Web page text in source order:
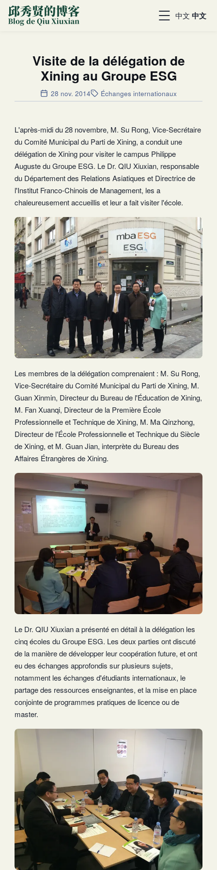
中文 中文
Visite de la délégation de
Xining au Groupe ESG
28 nov. 2014 Échanges internationaux
L'après-midi du 28 novembre, M. Su Rong, Vice-Secrétaire
du Comité Municipal du Parti de Xining, a conduit une
délégation de Xining pour visiter le campus Philippe
Auguste du Groupe ESG. Le Dr. QIU Xiuxian, responsable
du Département des Relations Asiatiques et Directrice de
l'Institut Franco-Chinois de Management, les a
chaleureusement accueillis et leur a fait visiter l'école.
Les membres de la délégation comprenaient : M. Su Rong,
Vice-Secrétaire du Comité Municipal du Parti de Xining, M.
Guan Xinmin, Directeur du Bureau de l'Éducation de Xining,
M. Fan Xuanqi, Directeur de la Première École
Professionnelle et Technique de Xining, M. Ma Qinzhong,
Directeur de l'École Professionnelle et Technique du Siècle
de Xining, et M. Guan Jian, interprète du Bureau des
Affaires Étrangères de Xining.
Le Dr. QIU Xiuxian a présenté en détail à la délégation les
cinq écoles du Groupe ESG. Les deux parties ont discuté
de la manière de développer leur coopération future, et ont
eu des échanges approfondis sur plusieurs sujets,
notamment les échanges d'étudiants internationaux, le
partage des ressources enseignantes, et la mise en place
conjointe de programmes pratiques de licence ou de
master.